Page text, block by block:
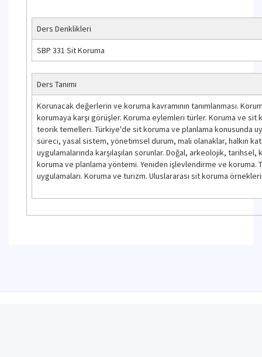
Ders Denklikleri
SBP 331 Sit Koruma
Ders Tanımı
Korunacak değerlerin ve koruma kavramının tanımlanması.
korumaya karşı görüşler. Koruma eylemleri türler. Koruma ve sit
teorik temelleri. Türkiye'de sit koruma ve planlama konusunda
süreci, yasal sistem, yönetimsel durum, mali olanaklar, halkın
uygulamalarında karşılaşılan sorunlar. Doğal, arkeolojik, tarihsel,
koruma ve planlama yöntemi. Yeniden işlevlendirme ve koruma.
uygulamaları. Koruma ve turizm. Uluslararası sit koruma